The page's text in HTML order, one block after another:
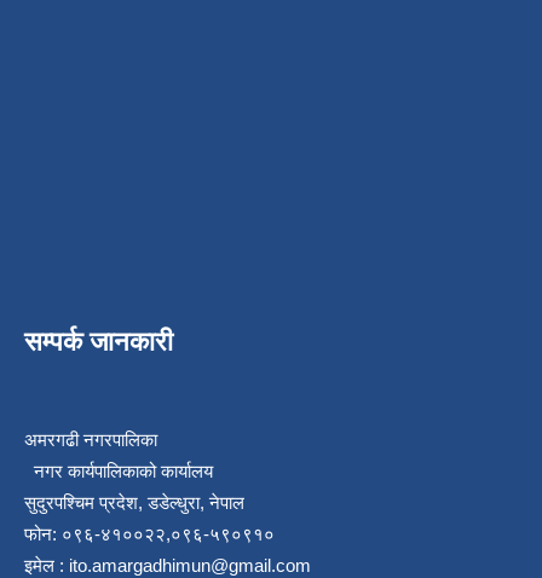
सम्पर्क जानकारी
अमरगढी नगरपालिका
नगर कार्यपालिकाको कार्यालय
सुदुरपश्चिम प्रदेश, डडेल्धुरा, नेपाल
फोन: ०९६-४१००२२,०९६-५९०९१०
इमेल : ito.amargadhimun@gmail.com